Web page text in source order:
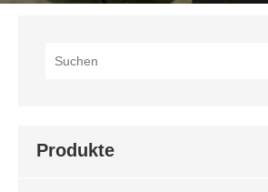
Produkte